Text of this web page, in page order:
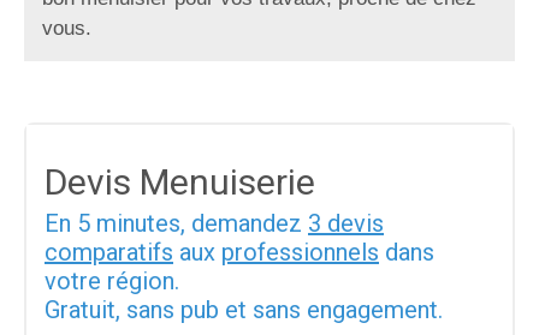
vous.
Devis Menuiserie
En 5 minutes, demandez 3 devis
comparatifs aux professionnels dans
votre région.
Gratuit, sans pub et sans engagement.